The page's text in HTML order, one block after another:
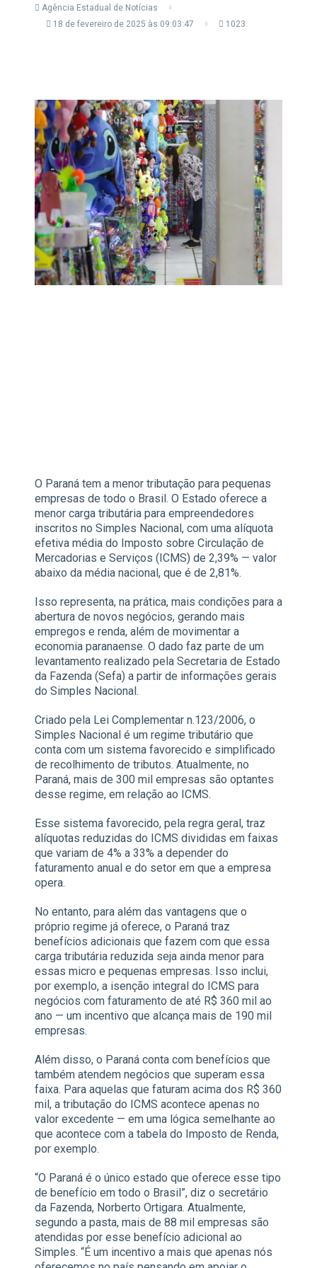
Agência Estadual de Notícias
18 de fevereiro de 2025 às 09:03:47
1023
O Paraná tem a menor tributação para pequenas
empresas de todo o Brasil. O Estado oferece a
menor carga tributária para empreendedores
inscritos no Simples Nacional, com uma alíquota
efetiva média do Imposto sobre Circulação de
Mercadorias e Serviços (ICMS) de 2,39% — valor
abaixo da média nacional, que é de 2,81%.
Isso representa, na prática, mais condições para a
abertura de novos negócios, gerando mais
empregos e renda, além de movimentar a
economia paranaense. O dado faz parte de um
levantamento realizado pela Secretaria de Estado
da Fazenda (Sefa) a partir de informações gerais
do Simples Nacional.
Criado pela Lei Complementar n.123/2006, o
Simples Nacional é um regime tributário que
conta com um sistema favorecido e simplificado
de recolhimento de tributos. Atualmente, no
Paraná, mais de 300 mil empresas são optantes
desse regime, em relação ao ICMS.
Esse sistema favorecido, pela regra geral, traz
alíquotas reduzidas do ICMS divididas em faixas
que variam de 4% a 33% a depender do
faturamento anual e do setor em que a empresa
opera.
No entanto, para além das vantagens que o
próprio regime já oferece, o Paraná traz
benefícios adicionais que fazem com que essa
carga tributária reduzida seja ainda menor para
essas micro e pequenas empresas. Isso inclui,
por exemplo, a isenção integral do ICMS para
negócios com faturamento de até R$ 360 mil ao
ano — um incentivo que alcança mais de 190 mil
empresas.
Além disso, o Paraná conta com benefícios que
também atendem negócios que superam essa
faixa. Para aquelas que faturam acima dos R$ 360
mil, a tributação do ICMS acontece apenas no
valor excedente — em uma lógica semelhante ao
que acontece com a tabela do Imposto de Renda,
por exemplo.
“O Paraná é o único estado que oferece esse tipo
de benefício em todo o Brasil”, diz o secretário
da Fazenda, Norberto Ortigara. Atualmente,
segundo a pasta, mais de 88 mil empresas são
atendidas por esse benefício adicional ao
Simples. “É um incentivo a mais que apenas nós